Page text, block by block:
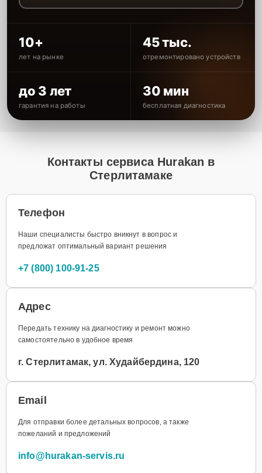
10+
лет на рынке
45 тыс.
отремонтировано устройств
до 3 лет
гарантия на работы
30 мин
бесплатная диагностика
Контакты сервиса Hurakan в
Стерлитамаке
Телефон
Наши специалисты быстро вникнут в вопрос и
предложат оптимальный вариант решения
+7 (800) 100-91-25
Адрес
Передать технику на диагностику и ремонт можно
самостоятельно в удобное время
г. Стерлитамак, ул. Худайбердина, 120
Email
Для отправки более детальных вопросов, а также
пожеланий и предложений
info@hurakan-servis.ru